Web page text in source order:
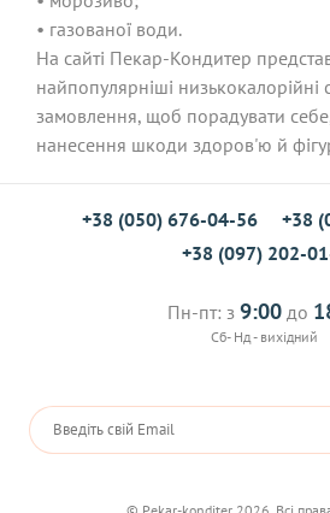
• газованої води.
На сайті Пекар-Кондитер
найпопулярніші
замовлення, щоб порадувати
нанесення шкоди здоров'ю й
+38 (050) 676-04-56
+38
+38 (097) 202-
Пн-пт: з 9:00 до
Сб- Нд - вихідний